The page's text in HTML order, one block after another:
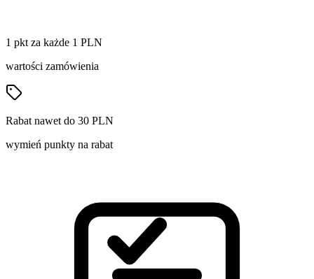
1 pkt za każde 1 PLN
wartości zamówienia
Rabat nawet do 30 PLN
wymień punkty na rabat